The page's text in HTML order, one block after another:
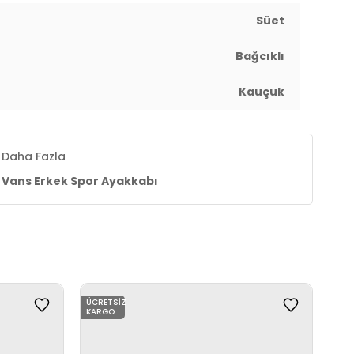
Süet
Bağcıklı
Kauçuk
Daha Fazla
Vans Erkek Spor Ayakkabı
ÜCRETSIZ
KARGO